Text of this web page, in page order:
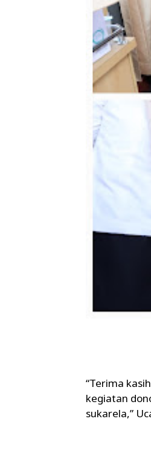
“Terima
kegiatan
sukarela,”